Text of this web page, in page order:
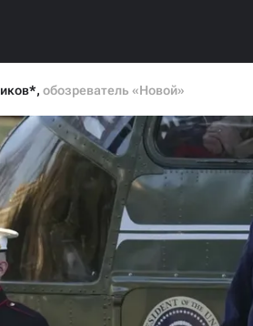
, обозреватель «Новой»